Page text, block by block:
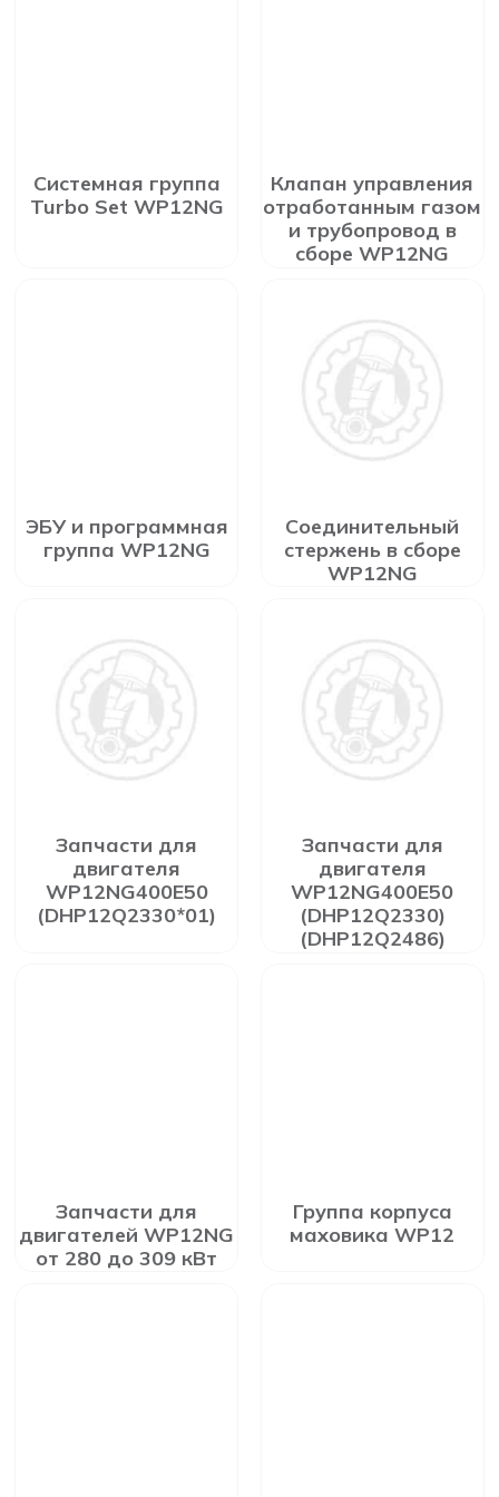
Системная группа
Turbo Set WP12NG
Клапан управления
отработанным газом
и трубопровод в
сборе WP12NG
ЭБУ и программная
группа WP12NG
Соединительный
стержень в сборе
WP12NG
Запчасти для
двигателя
WP12NG400E50
(DHP12Q2330*01)
Запчасти для
двигателя
WP12NG400E50
(DHP12Q2330)
(DHP12Q2486)
Запчасти для
двигателей WP12NG
от 280 до 309 кВт
Группа корпуса
маховика WP12